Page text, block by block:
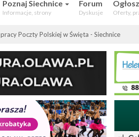
Poznaj Siechnice
Informacje, strony
Forum
Dyskusje Oferty,
Poczty Polskiej w Święta - Siechnice